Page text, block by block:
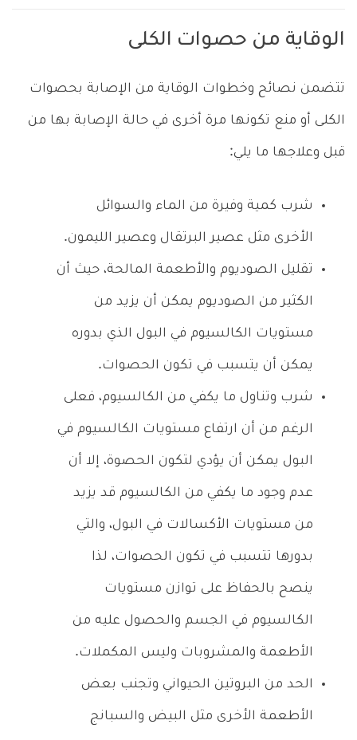
الوقاية من حصوات الكلى
تتضمن نصائح وخطوات الوقاية من الإصابة بحصوات
الكلى أو منع تكونها مرة أخرى في حالة الإصابة بها من
قبل وعلاجها ما يلي:
شرب كمية وفيرة من الماء والسوائل
الأخرى مثل عصير البرتقال وعصير الليمون.
تقليل الصوديوم والأطعمة المالحة، حيث أن
الكثير من الصوديوم يمكن أن يزيد من
مستويات الكالسيوم في البول الذي بدوره
يمكن أن يتسبب في تكون الحصوات.
شرب وتناول ما يكفي من الكالسيوم، فعلى
الرغم من أن ارتفاع مستويات الكالسيوم في
البول يمكن أن يؤدي لتكون الحصوة، إلا أن
عدم وجود ما يكفي من الكالسيوم قد يزيد
من مستويات الأكسالات في البول، والتي
بدورها تتسبب في تكون الحصوات، لذا
ينصح بالحفاظ على توازن مستويات
الكالسيوم في الجسم والحصول عليه من
الأطعمة والمشروبات وليس المكملات.
الحد من البروتين الحيواني وتجنب بعض
الأطعمة الأخرى مثل البيض والسبانج